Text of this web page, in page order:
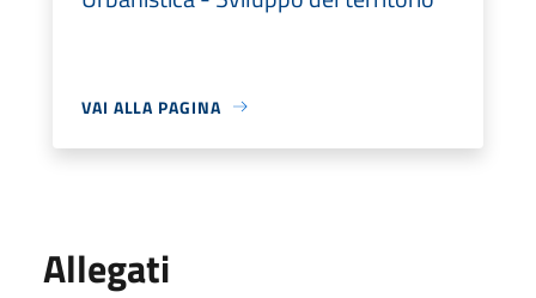
VAI ALLA PAGINA
Allegati